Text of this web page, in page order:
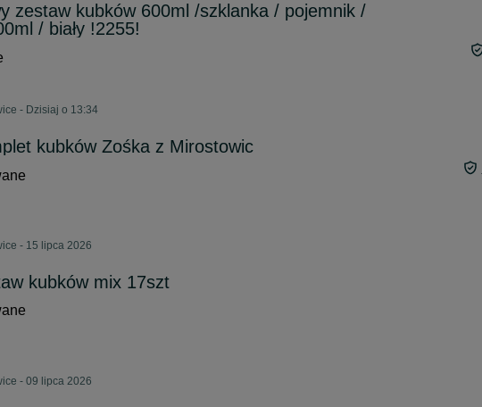
zestaw kubków 600ml /szklanka / pojemnik /
/ biały !2255!
- Dzisiaj o 13:34
kubków Zośka z Mirostowic
- 15 lipca 2026
kubków mix 17szt
- 09 lipca 2026